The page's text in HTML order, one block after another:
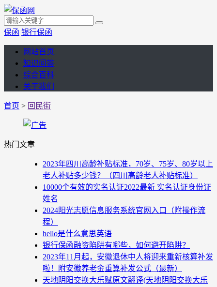
保函 银行保函
网站首页
知识问答
综合百科
关于我们
首页 > 回民街
热门文章
2023年四川高龄补贴标准，70岁、75岁、80岁以上
老人补贴多少钱？（四川高龄老人补贴标准）
10000个有效的实名认证2022最新 实名认证身份证
姓名
2024阳光志愿信息服务系统官网入口（附操作流
程）
hello是什么意思英语
银行保函融资陷阱有哪些，如何避开陷阱？
2023年11月起，安徽退休中人将迎来重新核算补发
啦！附安徽养老金重算补发公式（最新）
天地阴阳交换大乐赋原文翻译(天地阴阳交换大乐